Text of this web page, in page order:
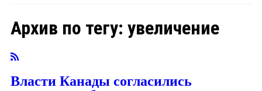
Архив по тегу: увеличение
Власти Канады согласились